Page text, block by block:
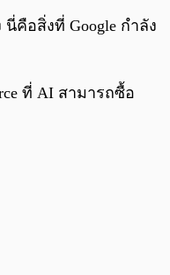
0:00 /
อสิ่งที่ Google กำลัง
ที่ AI สามารถซื้อ